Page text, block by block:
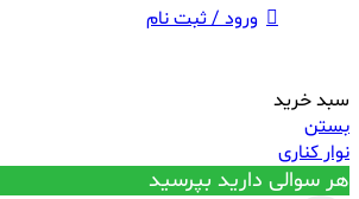
ورود / ثبت نام
سبد خرید
بستن
نوار کناری
هر سوالی دارید بپرسید